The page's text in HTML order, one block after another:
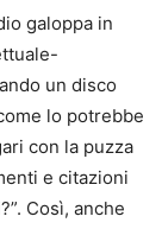
galoppa in
un disco
lo potrebbe
con la puzza
e citazioni
Così, anche